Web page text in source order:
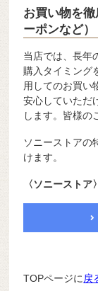
お買い物を
ーポンなど）
当店では、長年
購入タイミング
用してのお買い
安心していただ
します。皆様の
ソニーストアの
けます。
〈ソニーストア〉
TOPページに 戻